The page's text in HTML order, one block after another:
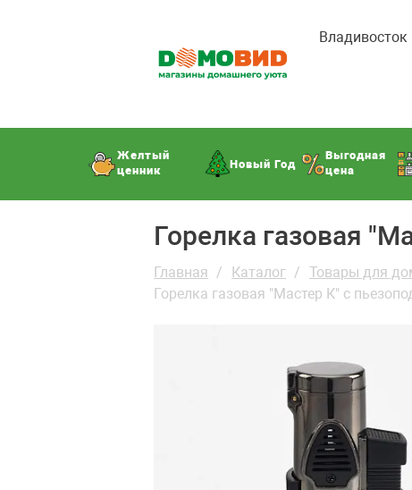
Владивосток
Желтый
ценник
Новый Год
Выгодная
цена
Горелка газовая
Главная Каталог Товары для
Горелка газовая "Мастер К" с